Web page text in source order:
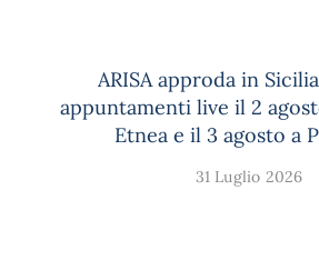
ARISA approda in
appuntamenti live il 2
Etnea e il 3 agosto a
31 Luglio 2026